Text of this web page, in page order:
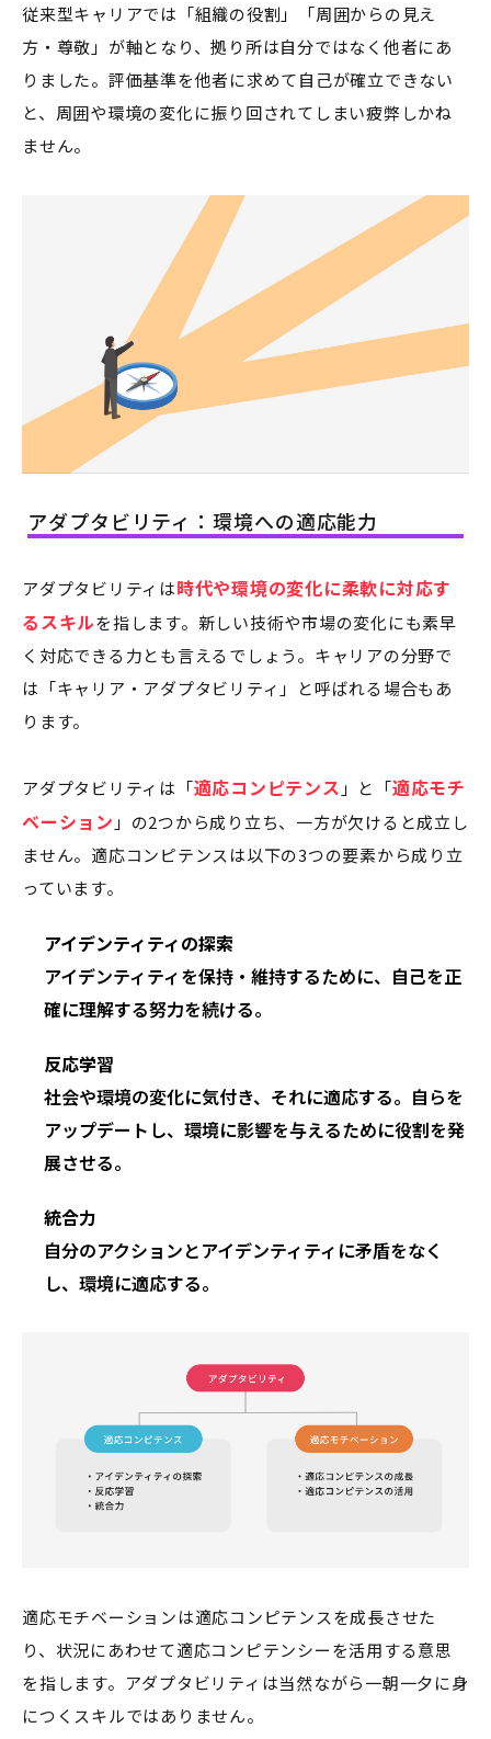
従来型キャリアでは「組織の役割」「周囲からの見え
方・尊敬」が軸となり、拠り所は自分ではなく他者にあ
りました。評価基準を他者に求めて自己が確立できない
と、周囲や環境の変化に振り回されてしまい疲弊しかね
ません。
アダプタビリティ：環境への適応能力
アダプタビリティは時代や環境の変化に柔軟に対応す
るスキルを指します。新しい技術や市場の変化にも素早
く対応できる力とも言えるでしょう。キャリアの分野で
は「キャリア・アダプタビリティ」と呼ばれる場合もあ
ります。
アダプタビリティは「適応コンピテンス 」と「適応モチ
ベーション 」の2つから成り立ち、一方が欠けると成立し
ません。適応コンピテンスは以下の3つの要素から成り立
っています。
アイデンティティの探索
アイデンティティを保持・維持するために、自己を正
確に理解する努力を続ける。
反応学習
社会や環境の変化に気付き、それに適応する。自らを
アップデートし、環境に影響を与えるために役割を発
展させる。
統合力
自分のアクションとアイデンティティに矛盾をなく
し、環境に適応する。
適応モチベーションは適応コンピテンスを成長させた
り、状況にあわせて適応コンピテンシーを活用する意思
を指します。アダプタビリティは当然ながら一朝一夕に身
につくスキルではありません。